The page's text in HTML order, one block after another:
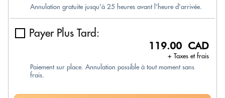
Annulation gratuite jusqu'à 25 heures avant l'heure d'arrivée.
Payer Plus Tard:
119.00 CAD
+ Taxes et frais
Paiement sur place. Annulation possible à tout moment sans
frais.